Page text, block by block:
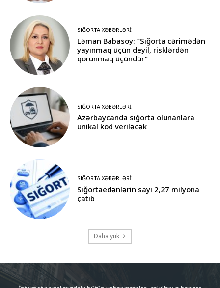
SIĞORTA XƏBƏRLƏRI
Ləman Babasoy: “Sığorta cərimədən
yayınmaq üçün deyil, risklərdən
qorunmaq üçündür”
SIĞORTA XƏBƏRLƏRI
Azərbaycanda sığorta olunanlara
unikal kod veriləcək
SIĞORTA XƏBƏRLƏRI
Sığortaedənlərin sayı 2,27 milyona
çatıb
Daha yük